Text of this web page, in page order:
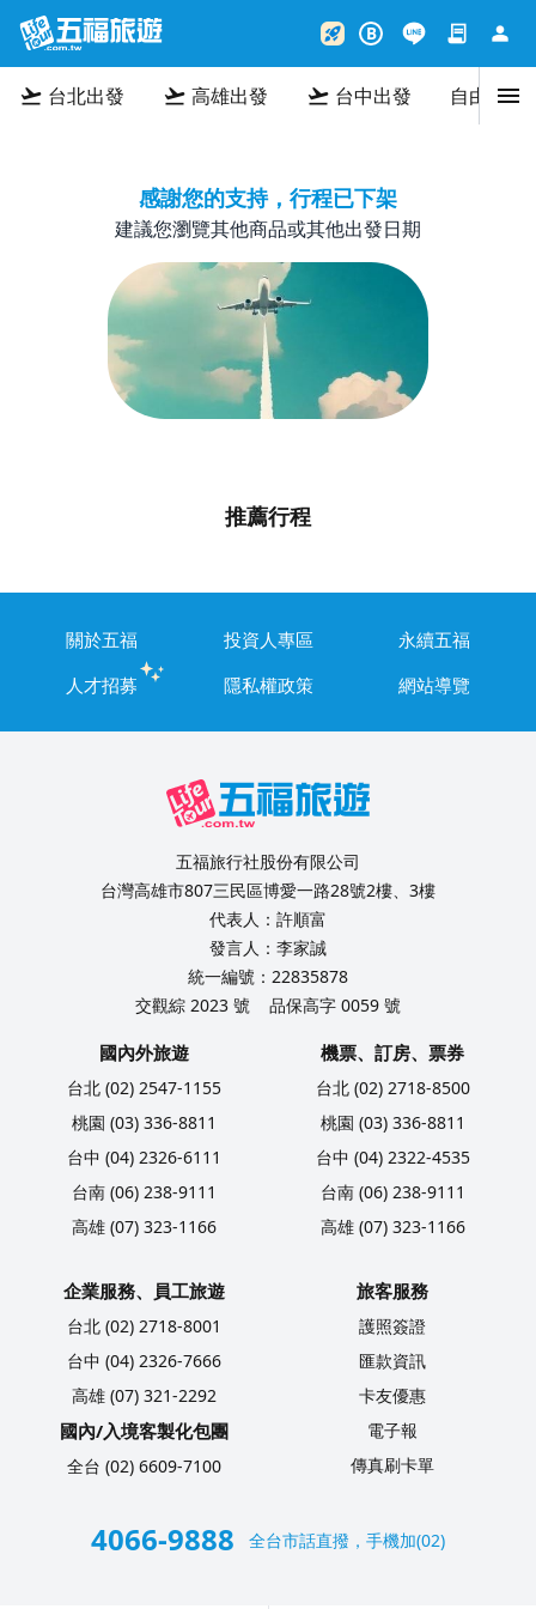
rocket_launch B contract person
flight_takeoff 台北出發 flight_takeoff 高雄出發 flight_takeoff 台中出發 自由行menu
感謝您的支持，行程已下架
建議您瀏覽其他商品或其他出發日期
推薦行程
關於五福 投資人專區
永續五福
人才招募
隱私權政策 網站導覽
五福旅行社股份有限公司
台灣高雄市807三民區博愛一路28號2樓、3樓
代表人：許順富
發言人：李家誠
統一編號：22835878
交觀綜 2023 號
品保高字 0059 號
國內外旅遊
台北 (02) 2547-1155
桃園 (03) 336-8811
台中 (04) 2326-6111
台南 (06) 238-9111
高雄 (07) 323-1166
機票、訂房、票券
台北 (02) 2718-8500
桃園 (03) 336-8811
台中 (04) 2322-4535
台南 (06) 238-9111
高雄 (07) 323-1166
企業服務、員工旅遊
台北 (02) 2718-8001
台中 (04) 2326-7666
高雄 (07) 321-2292
國內/入境客製化包團
全台 (02) 6609-7100
旅客服務
護照簽證
匯款資訊
卡友優惠
電子報
傳真刷卡單
4066-9888 全台市話直撥，手機加(02)